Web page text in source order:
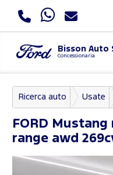
Bisson Auto
Concessionaria
Ricerca auto Usate
FORD Mustang
range awd